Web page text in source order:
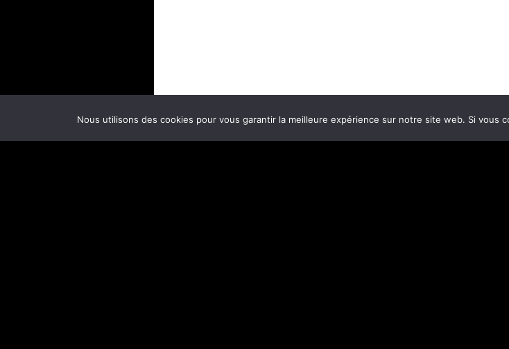
Nous utilisons des cookies pour vous garantir la meilleure expérience sur notre site web. Si